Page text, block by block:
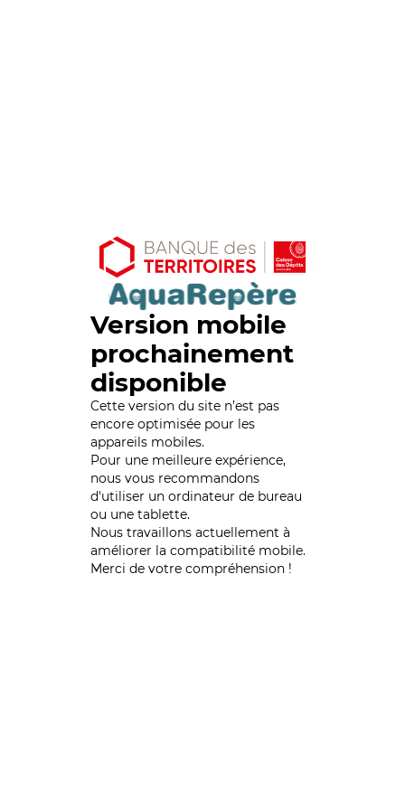
Version mobile
prochainement
disponible
Cette version du site n’est pas
encore optimisée pour les
appareils mobiles.
Pour une meilleure expérience,
nous vous recommandons
d'utiliser un ordinateur de bureau
ou une tablette.
Nous travaillons actuellement à
améliorer la compatibilité mobile.
Merci de votre compréhension !